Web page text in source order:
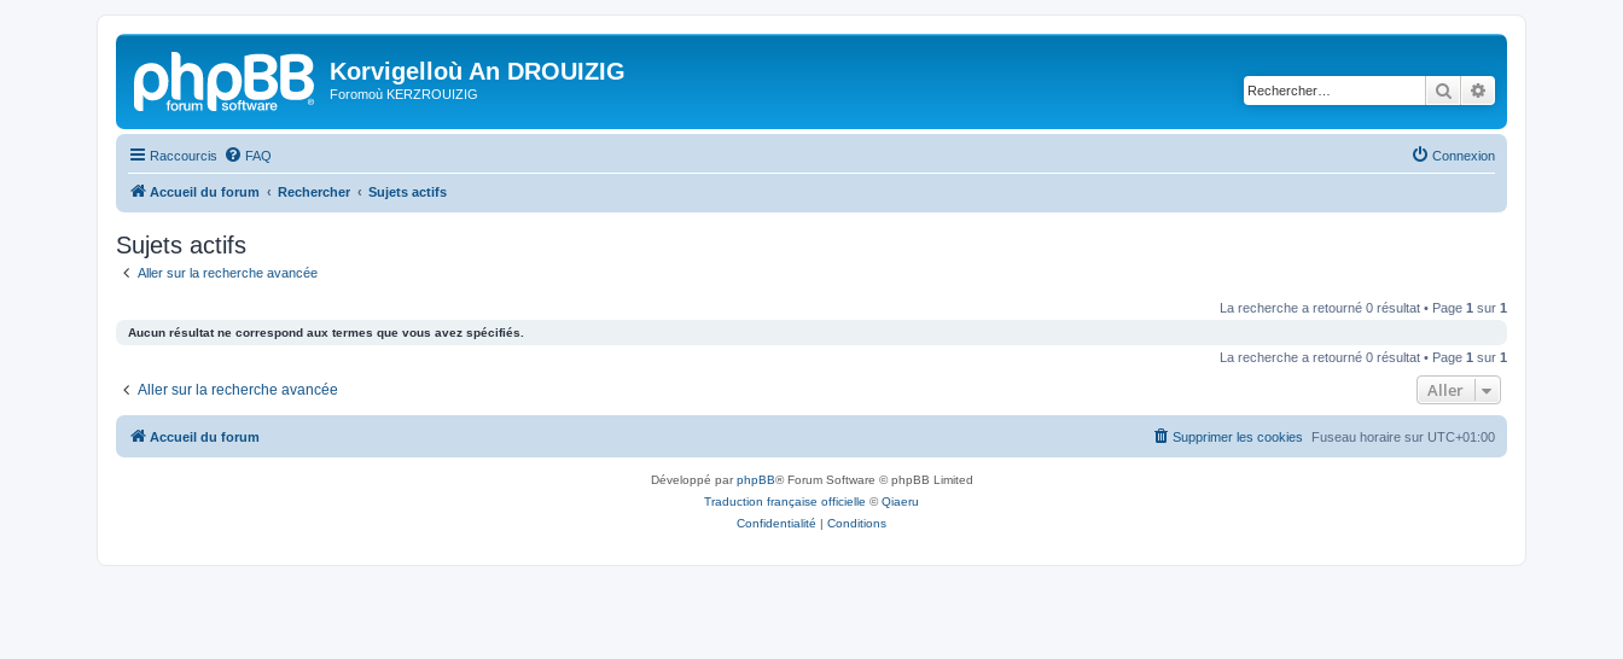
Korvigelloù An DROUIZIG
Foromoù KERZROUIZIG Rechercher
Raccourcis FAQ Connexion
Accueil du forum Rechercher Sujets actifs
Sujets actifs
Aller sur la recherche avancée
La recherche a retourné 0 résultat • Page 1 sur 1
Aucun résultat ne correspond aux termes que vous avez spécifiés.
La recherche a retourné 0 résultat • Page 1 sur 1
Aller sur la recherche avancée Aller
Accueil du forum Fuseau horaire sur UTC+01:00
Supprimer les cookies
Développé parphpBB® Forum Software © phpBB Limited
Traduction française officielle ©Qiaeru
Confidentialité | Conditions